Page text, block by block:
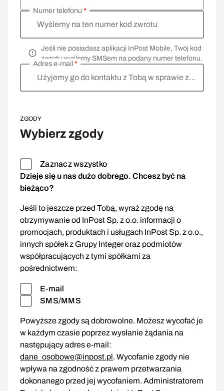
Wyślemy na ten numer kod zwrotu
Numer telefonu *
Jeśli nie posiadasz aplikacji InPost Mobile, Twój kod
zwrotu wyślemy SMSem na podany numer telefonu.
Użyjemy go do kontaktu z Tobą w sprawie zwrotu
Adres e-mail *
ZGODY
Wybierz zgody
Zaznacz wszystko
Dzieje się u nas dużo dobrego. Chcesz być na
bieżąco?
Jeśli to jeszcze przed Tobą, wyraź zgodę na
otrzymywanie od InPost Sp. z o.o. informacji o
promocjach, produktach i usługach InPost Sp. z o.o.,
innych spółek z Grupy Integer oraz podmiotów
współpracujących z tymi spółkami za
pośrednictwem:
E-mail
SMS/MMS
Powyższe zgody są dobrowolne. Możesz wycofać je
w każdym czasie poprzez wysłanie żądania na
następujący adres e-mail:
dane_osobowe@inpost.pl. Wycofanie zgody nie
wpływa na zgodność z prawem przetwarzania
dokonanego przed jej wycofaniem. Administratorem